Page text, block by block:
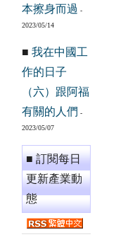
本擦身而過 -
2023/05/14
■ 我在中國工
作的日子
（六）跟阿福
有關的人們 -
2023/05/07
■ 訂閱每日
更新產業動
態